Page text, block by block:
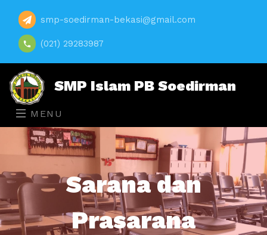
smp-soedirman-bekasi@gmail.com
(021) 29283987
SMP Islam PB Soedirman
MENU
Sarana dan
Prasarana